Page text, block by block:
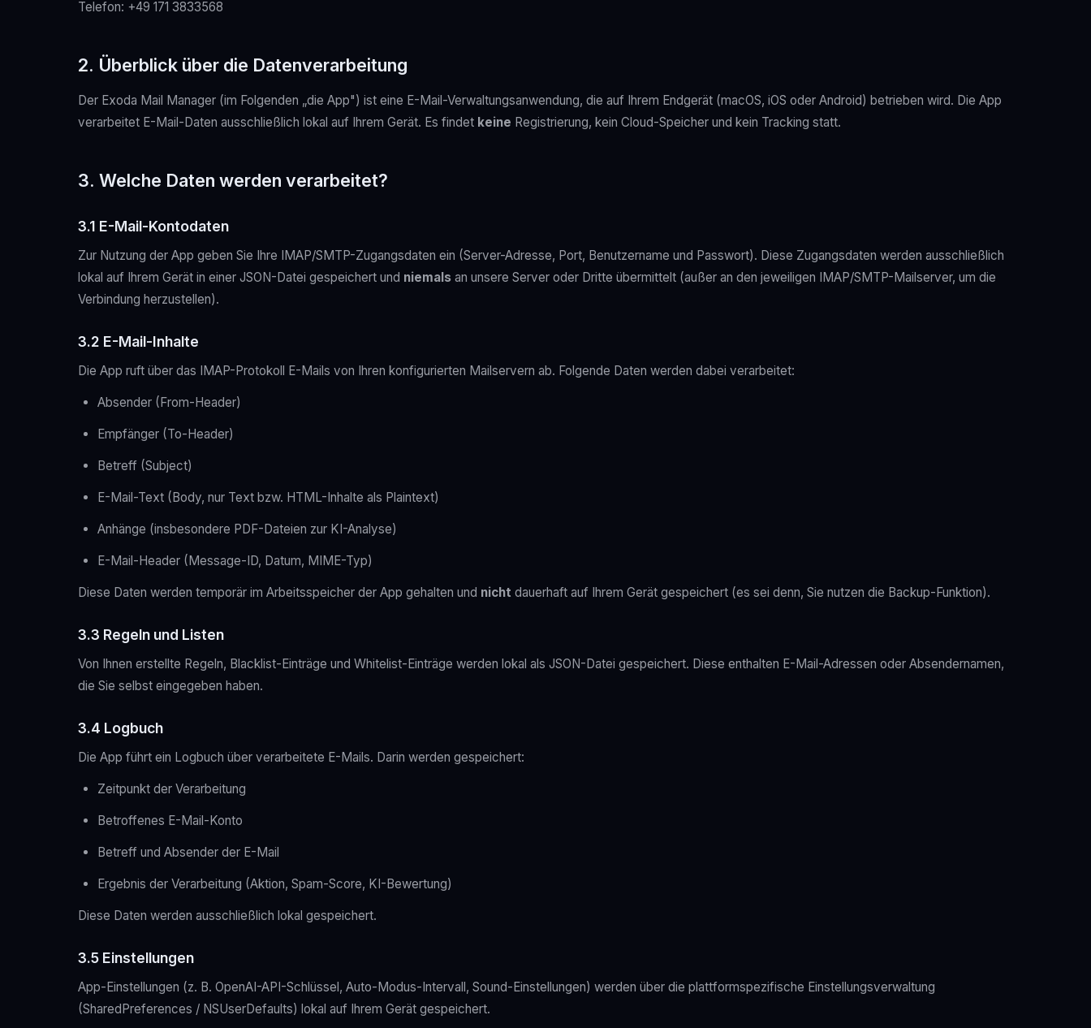
Telefon: +49 171 3833568
2. Überblick über die Datenverarbeitung
Der Exoda Mail Manager (im Folgenden „die App") ist eine E-Mail-Verwaltungsanwendung, die auf Ihrem Endgerät (macOS, iOS oder Android) betrieben wird. Die App
verarbeitet E-Mail-Daten ausschließlich lokal auf Ihrem Gerät. Es findet keine Registrierung, kein Cloud-Speicher und kein Tracking statt.
3. Welche Daten werden verarbeitet?
3.1 E-Mail-Kontodaten
Zur Nutzung der App geben Sie Ihre IMAP/SMTP-Zugangsdaten ein (Server-Adresse, Port, Benutzername und Passwort). Diese Zugangsdaten werden ausschließlich
lokal auf Ihrem Gerät in einer JSON-Datei gespeichert und niemals an unsere Server oder Dritte übermittelt (außer an den jeweiligen IMAP/SMTP-Mailserver, um die
Verbindung herzustellen).
3.2 E-Mail-Inhalte
Die App ruft über das IMAP-Protokoll E-Mails von Ihren konfigurierten Mailservern ab. Folgende Daten werden dabei verarbeitet:
Absender (From-Header)
Empfänger (To-Header)
Betreff (Subject)
E-Mail-Text (Body, nur Text bzw. HTML-Inhalte als Plaintext)
Anhänge (insbesondere PDF-Dateien zur KI-Analyse)
E-Mail-Header (Message-ID, Datum, MIME-Typ)
Diese Daten werden temporär im Arbeitsspeicher der App gehalten und nicht dauerhaft auf Ihrem Gerät gespeichert (es sei denn, Sie nutzen die Backup-Funktion).
3.3 Regeln und Listen
Von Ihnen erstellte Regeln, Blacklist-Einträge und Whitelist-Einträge werden lokal als JSON-Datei gespeichert. Diese enthalten E-Mail-Adressen oder Absendernamen,
die Sie selbst eingegeben haben.
3.4 Logbuch
Die App führt ein Logbuch über verarbeitete E-Mails. Darin werden gespeichert:
Zeitpunkt der Verarbeitung
Betroffenes E-Mail-Konto
Betreff und Absender der E-Mail
Ergebnis der Verarbeitung (Aktion, Spam-Score, KI-Bewertung)
Diese Daten werden ausschließlich lokal gespeichert.
3.5 Einstellungen
App-Einstellungen (z. B. OpenAI-API-Schlüssel, Auto-Modus-Intervall, Sound-Einstellungen) werden über die plattformspezifische Einstellungsverwaltung
(SharedPreferences / NSUserDefaults) lokal auf Ihrem Gerät gespeichert.